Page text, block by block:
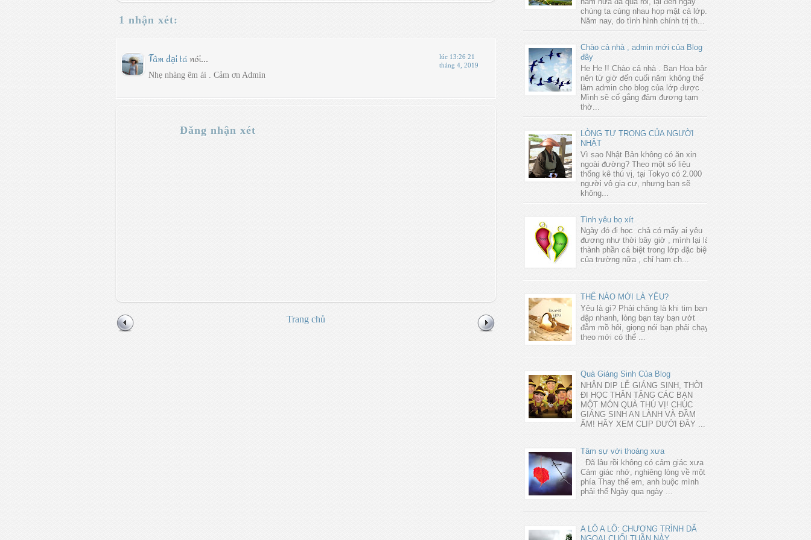
1 nhận xét:
Tâm đại tá nói...
Nhẹ nhàng êm ái . Cảm ơn Admin
lúc 13:26 21
tháng 4, 2019
Đăng nhận xét
Trang chủ
chúng ta cùng nhau họp mặt cả lớp.
Năm nay, do tình hình chính trị th...
Chào cả nhà , admin mới của Blog
đây
He He !! Chào cả nhà . Bạn Hoa bận
nên từ giờ đến cuối năm không thể
làm admin cho blog của lớp được .
Mình sẽ cố gắng đảm đương tạm
thờ...
LÒNG TỰ TRỌNG CỦA NGƯỜI
NHẬT
Vì sao Nhật Bản không có ăn xin
ngoài đường? Theo một số liệu
thống kê thú vị, tại Tokyo có 2.000
người vô gia cư, nhưng bạn sẽ
không...
Tình yêu bọ xít
Ngày đó đi học chả có mấy ai yêu
đương như thời bây giờ , mình lại là
thành phần cá biệt trong lớp đặc biệt
của trường nữa , chỉ ham ch...
THẾ NÀO MỚI LÀ YÊU?
Yêu là gì? Phải chăng là khi tim bạn
đập nhanh, lòng bạn tay bạn ướt
đẫm mồ hôi, giọng nói bạn phải chạy
theo mới có thể ...
Quà Giáng Sinh Của Blog
NHÂN DỊP LỄ GIÁNG SINH, THỜI
ĐI HỌC THÂN TẶNG CÁC BẠN
MỘT MÓN QUÀ THÚ VỊ! CHÚC
GIÁNG SINH AN LÀNH VÀ ĐẦM
ẤM! HÃY XEM CLIP DƯỚI ĐÂY ...
Tâm sự với thoáng xưa
Đã lâu rồi không có cảm giác xưa
Cảm giác nhớ, nghiêng lòng về một
phía Thay thế em, anh buộc mình
phải thế Ngày qua ngày ...
A LÔ A LÔ: CHƯƠNG TRÌNH DÃ